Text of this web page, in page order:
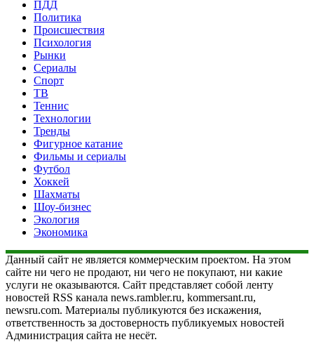
ПДД
Политика
Происшествия
Психология
Рынки
Сериалы
Спорт
ТВ
Теннис
Технологии
Тренды
Фигурное катание
Фильмы и сериалы
Футбол
Хоккей
Шахматы
Шоу-бизнес
Экология
Экономика
Данный сайт не является коммерческим проектом. На этом
сайте ни чего не продают, ни чего не покупают, ни какие
услуги не оказываются. Сайт представляет собой ленту
новостей RSS канала news.rambler.ru, kommersant.ru,
newsru.com. Материалы публикуются без искажения,
ответственность за достоверность публикуемых новостей
Администрация сайта не несёт.